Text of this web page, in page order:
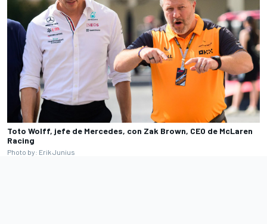
Toto Wolff, jefe de Mercedes, con Zak Brown, CEO de McLaren
Racing
Photo by: Erik Junius